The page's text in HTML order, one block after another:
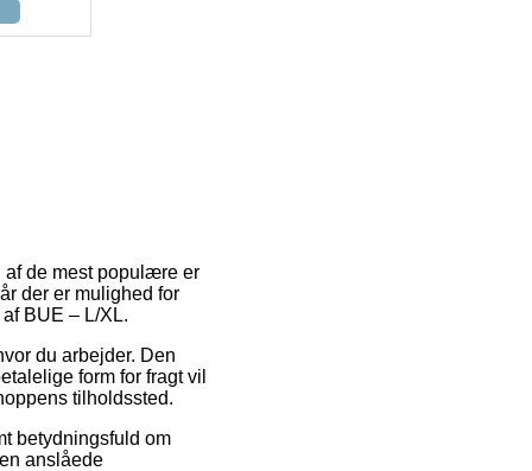
af de mest populære er
der er mulighed for
BUE – L/XL.
du arbejder. Den
form for fragt vil
tilholdssted.
betydningsfuld om
anslåede